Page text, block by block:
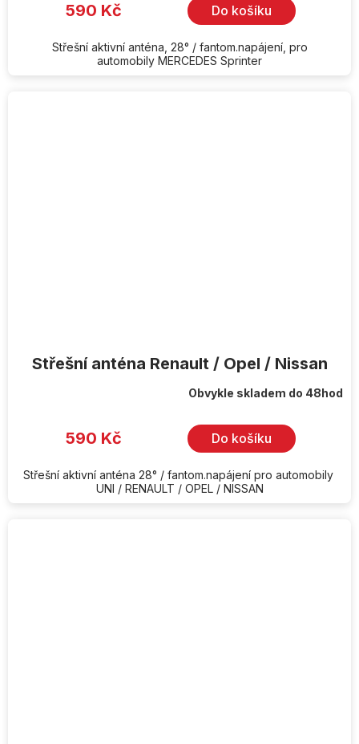
590 Kč Do košíku
Střešní aktivní anténa, 28° / fantom.napájení, pro
automobily MERCEDES Sprinter
Střešní anténa Renault / Opel / Nissan
Obvykle skladem do 48hod
590 Kč Do košíku
Střešní aktivní anténa 28° / fantom.napájení pro automobily
UNI / RENAULT / OPEL / NISSAN